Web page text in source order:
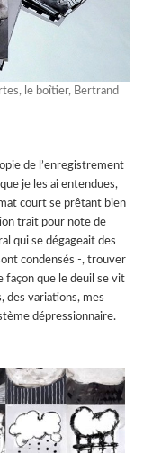
le boîtier, Bertrand
de l’enregistrement
je les ai entendues,
court se prêtant bien
trait pour note de
qui se dégageait des
condensés -, trouver
façon que le deuil se vit
des variations, mes
dépressionnaire.